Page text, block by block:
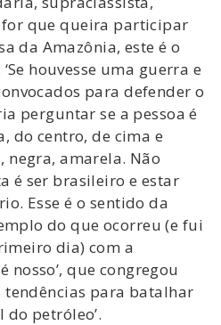
que queira participar
da Amazônia, este é o
houvesse uma guerra e
para defender o
perguntar se a pessoa é
do centro, de cima e
negra, amarela. Não
é ser brasileiro e estar
Esse é o sentido da
do que ocorreu (e fui
dia) com a
nosso’, que congregou
para batalhar
petróleo’.